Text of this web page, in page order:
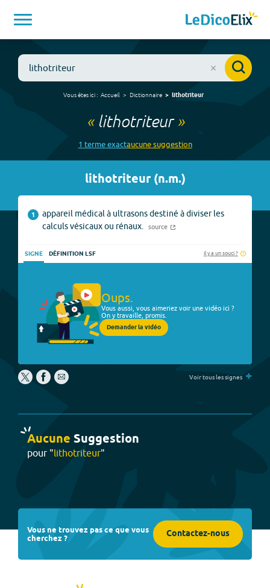
Vous êtes ici : Accueil Dictionnaire lithotriteur
« lithotriteur»
1 termeexactaucunesuggestion
lithotriteur(n.m.)
1
appareil médical à ultrasons destiné à diviser les
calculs vésicaux ou rénaux.
source
SIGNE DÉFINITION LSF Il y a un souci ?
Oups.
Vous aussi, vous aimeriez voir une vidéo ici ?
On y travaille, promis.
Demander la vidéo
Voir tous les signes +
Aucune Suggestion
pour "lithotriteur"
Vous ne trouvez pas ce que vous
cherchez ? Contactez-nous